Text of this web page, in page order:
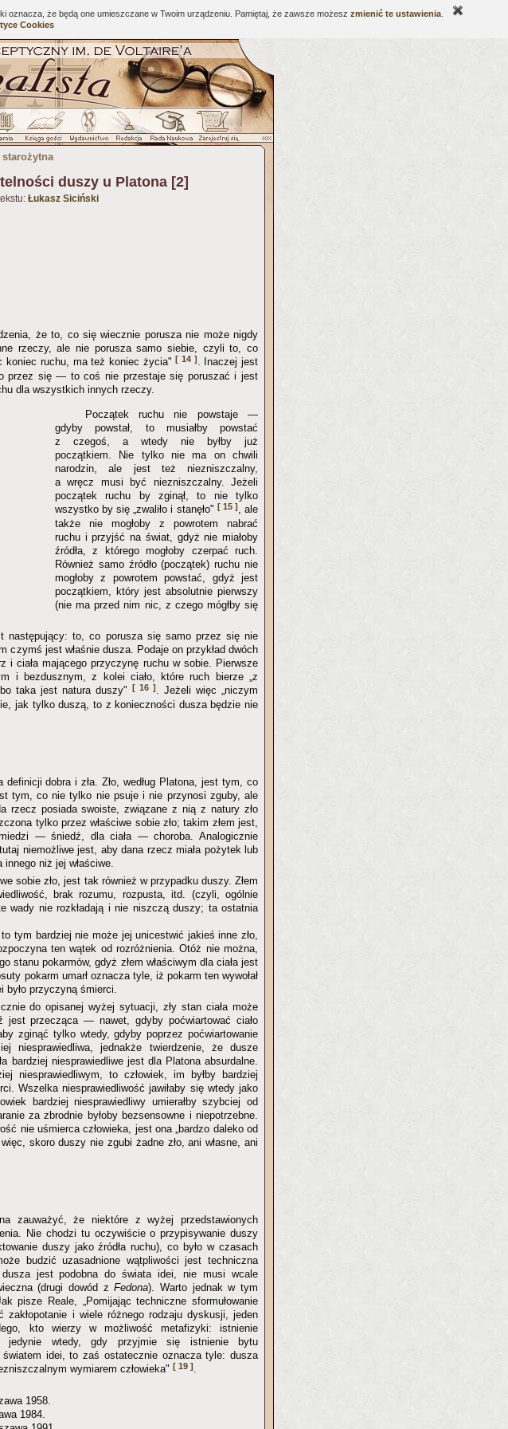
że będą one umieszczane w Twoim urządzeniu. Pamiętaj, że zawsze możesz zmienić te ustawienia
Cookies
duszy u Platona [2]
Łukasz Siciński
że to, co się wiecznie porusza nie może nigdy
rzeczy, ale nie porusza samo siebie, czyli to, co
koniec ruchu, ma też koniec życia"[ 14 ]
. Inaczej jest
przez się — to coś nie przestaje się poruszać i jest
dla wszystkich innych rzeczy.
Początek ruchu nie powstaje —
gdyby powstał, to musiałby powstać
z czegoś, a wtedy nie byłby już
początkiem. Nie tylko nie ma on chwili
narodzin, ale jest też niezniszczalny,
a wręcz musi być niezniszczalny. Jeżeli
początek ruchu by zginął, to nie tylko
wszystko by się „zwaliło i stanęło" [ 15 ]
, ale
także nie mogłoby z powrotem nabrać
ruchu i przyjść na świat, gdyż nie miałoby
źródła, z którego mogłoby czerpać ruch.
Również samo źródło (początek) ruchu nie
mogłoby z powrotem powstać, gdyż jest
początkiem, który jest absolutnie pierwszy
(nie ma przed nim nic, z czego mógłby się
następujący: to, co porusza się samo przez się nie
czymś jest właśnie dusza. Podaje on przykład dwóch
i ciała mającego przyczynę ruchu w sobie. Pierwsze
i bezdusznym, z kolei ciało, które ruch bierze „z
taka jest natura duszy"
[ 16 ]
. Jeżeli więc „niczym
jak tylko duszą, to z konieczności dusza będzie nie
dobra i zła. Zło, według Platona, jest tym, co
tym, co nie tylko nie psuje i nie przynosi zguby, ale
rzecz posiada swoiste, związane z nią z natury zło
tylko przez właściwe sobie zło; takim złem jest,
— śniedź, dla ciała — choroba. Analogicznie
niemożliwe jest, aby dana rzecz miała pożytek lub
niż jej właściwe.
sobie zło, jest tak również w przypadku duszy. Złem
brak rozumu, rozpusta, itd. (czyli, ogólnie
wady nie rozkładają i nie niszczą duszy; ta ostatnia
tym bardziej nie może jej unicestwić jakieś inne zło,
ten wątek od rozróżnienia. Otóż nie można,
stanu pokarmów, gdyż złem właściwym dla ciała jest
pokarm umarł oznacza tyle, iż pokarm ten wywołał
było przyczyną śmierci.
do opisanej wyżej sytuacji, zły stan ciała może
jest przecząca — nawet, gdyby poćwiartować ciało
zginąć tylko wtedy, gdyby poprzez poćwiartowanie
niesprawiedliwa, jednakże twierdzenie, że dusze
bardziej niesprawiedliwe jest dla Platona absurdalne.
niesprawiedliwym, to człowiek, im byłby bardziej
Wszelka niesprawiedliwość jawiłaby się wtedy jako
bardziej niesprawiedliwy umierałby szybciej od
za zbrodnie byłoby bezsensowne i niepotrzebne.
nie uśmierca człowieka, jest ona „bardzo daleko od
więc, skoro duszy nie zgubi żadne zło, ani własne, ani
zauważyć, że niektóre z wyżej przedstawionych
Nie chodzi tu oczywiście o przypisywanie duszy
duszy jako źródła ruchu), co było w czasach
budzić uzasadnione wątpliwości jest techniczna
dusza jest podobna do świata idei, nie musi wcale
(drugi dowód zFedona). Warto jednak w tym
pisze Reale, „Pomijając techniczne sformułowanie
zakłopotanie i wiele różnego rodzaju dyskusji, jeden
kto wierzy w możliwość metafizyki: istnienie
jedynie wtedy, gdy przyjmie się istnienie bytu
światem idei, to zaś ostatecznie oznacza tyle: dusza
wymiarem człowieka" [ 19 ]
1958.
1984.